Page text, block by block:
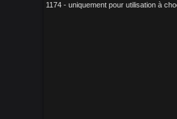
1174 - uniquement pour utilisation à